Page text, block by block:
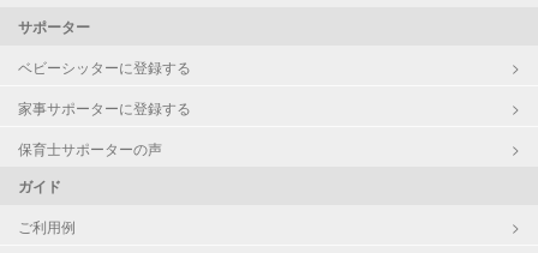
サポーター
ベビーシッターに登録する
家事サポーターに登録する
保育士サポーターの声
ガイド
ご利用例